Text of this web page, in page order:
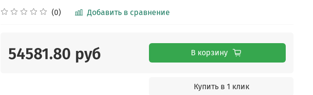
(0) Добавить в сравнение
54581.80 руб В корзину
Купить в 1 клик